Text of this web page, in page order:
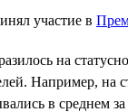
участие в
на
Например, на
в среднем за